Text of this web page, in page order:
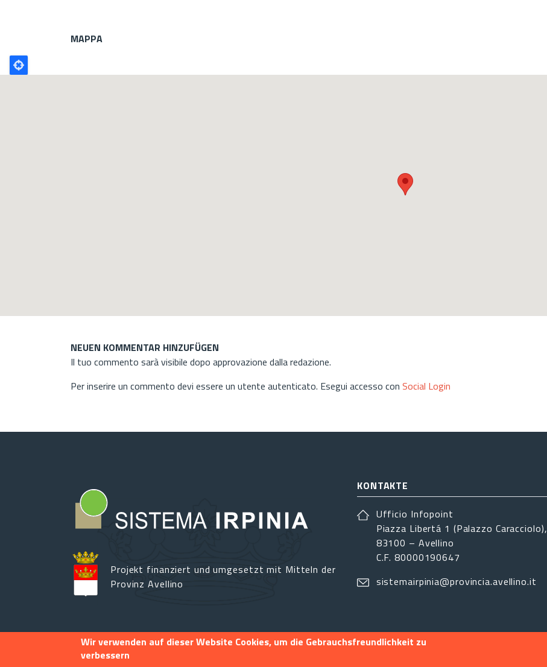
MAPPA
Poligono
GEO
NEUEN KOMMENTAR HINZUFÜGEN
Il tuo commento sarà visibile dopo approvazione dalla redazione.
Per inserire un commento devi essere un utente autenticato. Esegui accesso con Social Login
Projekt finanziert und umgesetzt mit Mitteln der
Provinz Avellino
KONTAKTE
Ufficio Infopoint
Piazza Libertá 1 (Palazzo Caracciolo),
83100 – Avellino
C.F. 80000190647
sistemairpinia@provincia.avellino.it
Wir verwenden auf dieser Website Cookies, um die Gebrauchsfreundlichkeit zu
verbessern